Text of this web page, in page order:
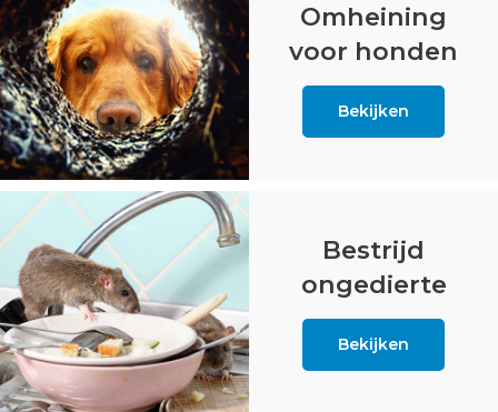
Omheining
voor honden
Bekijken
Bestrijd
ongedierte
Bekijken